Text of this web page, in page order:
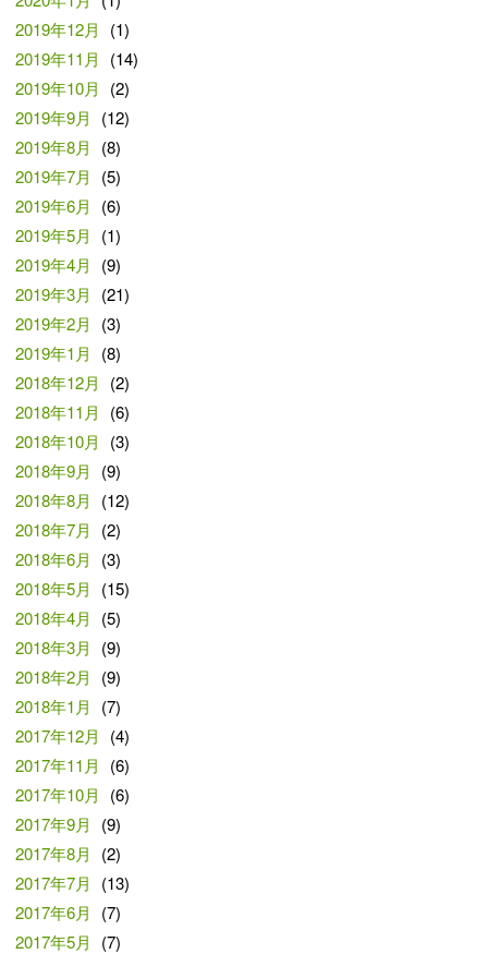
2019年12月
(1)
2019年11月
(14)
2019年10月
(2)
2019年9月
(12)
2019年8月
(8)
2019年7月
(5)
2019年6月
(6)
2019年5月
(1)
2019年4月
(9)
2019年3月
(21)
2019年2月
(3)
2019年1月
(8)
2018年12月
(2)
2018年11月
(6)
2018年10月
(3)
2018年9月
(9)
2018年8月
(12)
2018年7月
(2)
2018年6月
(3)
2018年5月
(15)
2018年4月
(5)
2018年3月
(9)
2018年2月
(9)
2018年1月
(7)
2017年12月
(4)
2017年11月
(6)
2017年10月
(6)
2017年9月
(9)
2017年8月
(2)
2017年7月
(13)
2017年6月
(7)
2017年5月
(7)